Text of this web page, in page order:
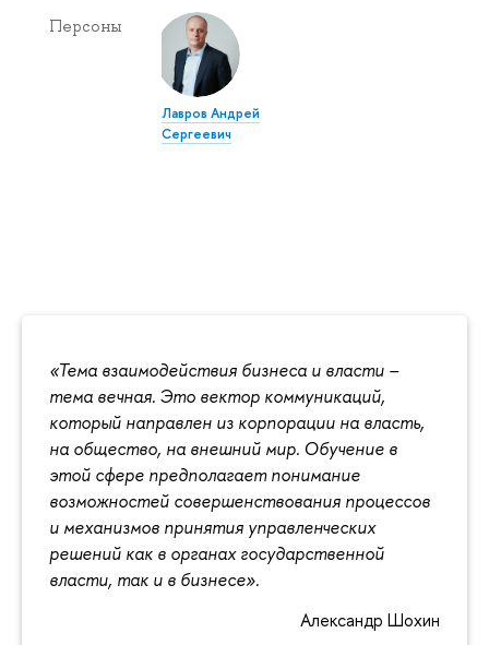
«Тема взаимодействия бизнеса и власти –
тема вечная. Это вектор коммуникаций,
который направлен из корпорации на власть,
на общество, на внешний мир. Обучение в
этой сфере предполагает понимание
возможностей совершенствования процессов
и механизмов принятия управленческих
решений как в органах государственной
власти, так и в бизнесе».
Александр Шохин
Персоны
Лавров Андрей
Сергеевич